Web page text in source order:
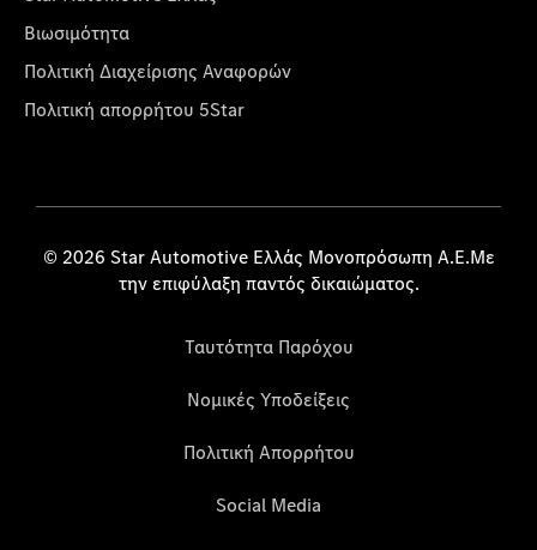
Βιωσιμότητα
Πολιτική Διαχείρισης Αναφορών
Πολιτική απορρήτου 5Star
© 2026 Star Automotive Ελλάς Μονοπρόσωπη Α.Ε.Με
την επιφύλαξη παντός δικαιώματος.
Ταυτότητα Παρόχου
Νομικές Υποδείξεις
Πολιτική Απορρήτου
Social Media